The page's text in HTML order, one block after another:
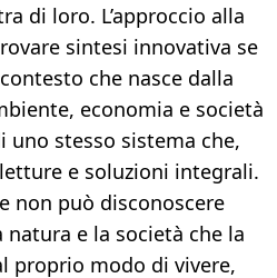
di loro. L’approccio alla
sintesi innovativa se
che nasce dalla
economia e società
stesso sistema che,
e soluzioni integrali.
non può disconoscere
natura e la società che la
proprio modo di vivere,